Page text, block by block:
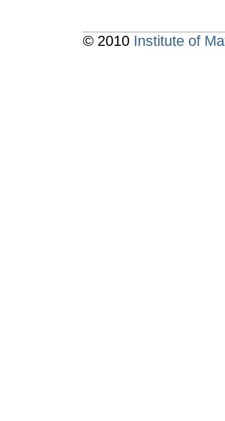
© 2010 Institute of